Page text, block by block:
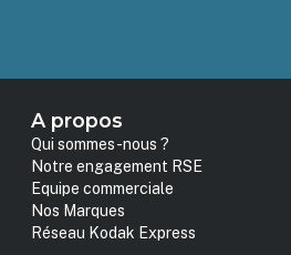
A propos
Qui sommes-nous ?
Notre engagement RSE
Equipe commerciale
Nos Marques
Réseau Kodak Express